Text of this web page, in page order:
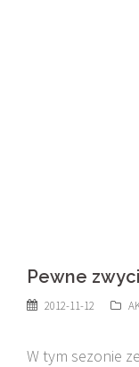
Pewne
2012-11-12
W tym sezonie